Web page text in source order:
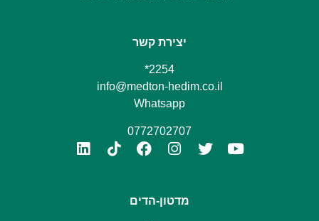
יצירת קשר
2254*
info@medton-hedim.co.il
Whatsapp
0772702707
מדטון-הדים